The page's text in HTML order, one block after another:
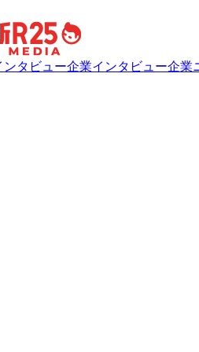
タビュー企業インタビュー企業